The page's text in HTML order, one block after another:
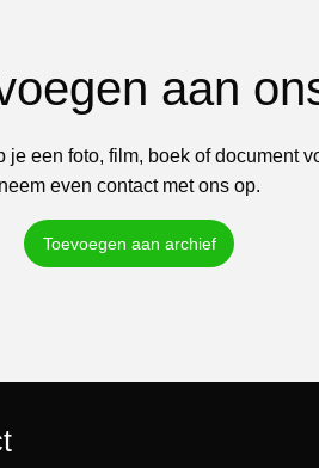
aan
een foto, film, boek of document
neem even contact met ons op.
Toevoegen aan archief